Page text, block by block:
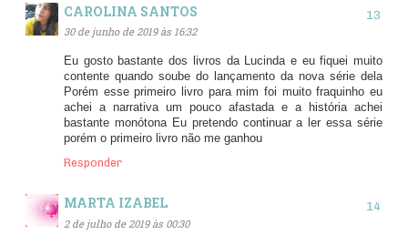
CAROLINA SANTOS
30 de junho de 2019 às 16:32
Eu gosto bastante dos livros da Lucinda e eu fiquei muito
contente quando soube do lançamento da nova série dela
Porém esse primeiro livro para mim foi muito fraquinho eu
achei a narrativa um pouco afastada e a história achei
bastante monótona Eu pretendo continuar a ler essa série
porém o primeiro livro não me ganhou
Responder
MARTA IZABEL
2 de julho de 2019 às 00:30